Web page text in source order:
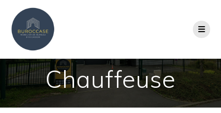
Chauffeuse